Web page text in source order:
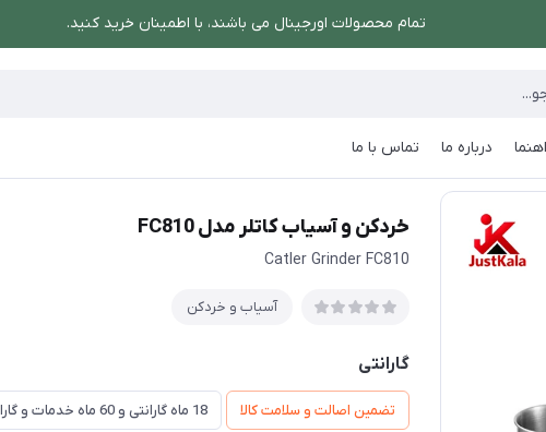
تمام محصولات اورجینال می باشند، با اطمینان خرید کنید.
درباره ما تماس با ما
و خردکن / خردکن و آسیاب کاتلر مدل FC810
خردکن و آسیاب کاتلر مدل FC810
Catler Grinder FC810
آسیاب و خردکن
گارانتی
تضمین اصالت و سلامت کالا 18 ماه گارانتی و 60 ماه خدمات و گارانتی تعویض